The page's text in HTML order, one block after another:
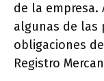
de la
algunas de las
obligaciones
Registro